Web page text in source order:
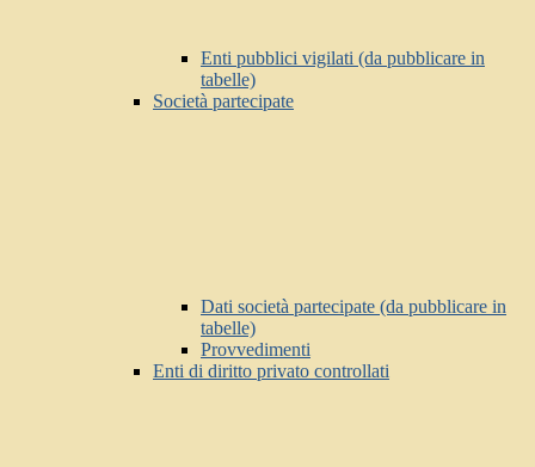
Enti pubblici vigilati (da pubblicare in
tabelle)
Società partecipate
Dati società partecipate (da pubblicare in
tabelle)
Provvedimenti
Enti di diritto privato controllati